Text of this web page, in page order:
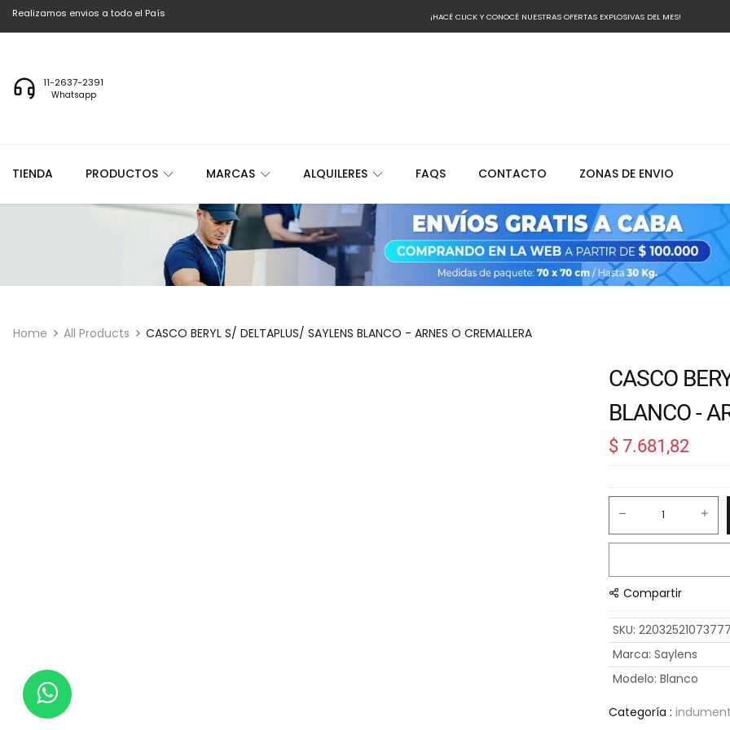
Realizamos envios a todo el País ¡HACÉ CLICK Y CONOCÉ NUESTRAS OFERTAS EXPLOSIVAS DEL MES!
11-2637-2391
Whatsapp
TIENDA PRODUCTOS MARCAS ALQUILERES FAQS CONTACTO ZONAS DE ENVIO
Home All Products CASCO BERYL S/ DELTAPLUS/ SAYLENS BLANCO - ARNES O CREMALLERA
CASCO
BLANCO -
$ 7.681,82
Compartir
SKU:
Marca: Saylens
Modelo: Blanco
Categoría :